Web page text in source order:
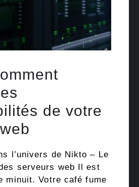
de votre
l’univers de Nikto – Le
serveurs web Il est
minuit. Votre café fume